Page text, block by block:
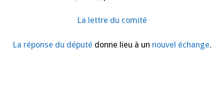
La lettre du comité
La réponse du député donne lieu à un nouvel échange.